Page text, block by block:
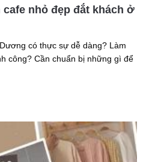
nhỏ đẹp đắt khách ở
có thực sự dễ dàng? Làm
công? Cần chuẩn bị những gì để